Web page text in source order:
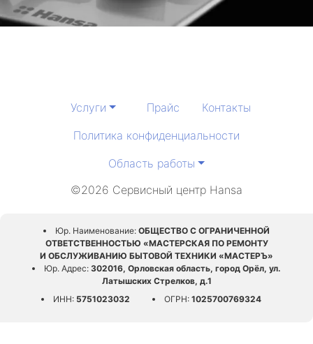
Услуги Прайс
Контакты
Политика конфиденциальности
Область работы
©2026 Сервисный центр Hansa
Юр. Наименование: ОБЩЕСТВО С ОГРАНИЧЕННОЙ
ОТВЕТСТВЕННОСТЬЮ «МАСТЕРСКАЯ ПО РЕМОНТУ
И ОБСЛУЖИВАНИЮ БЫТОВОЙ ТЕХНИКИ «МАСТЕРЪ»
Юр. Адрес: 302016, Орловская область, город Орёл, ул.
Латышских Стрелков, д.1
ИНН:5751023032 ОГРН:1025700769324